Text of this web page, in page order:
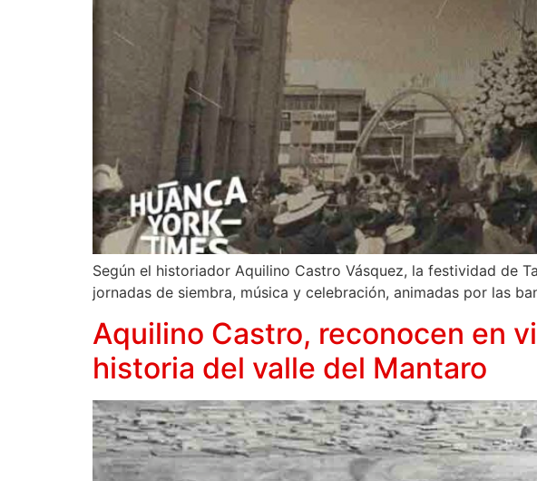
Según el historiador Aquilino Castro Vásquez, la festividad de
jornadas de siembra, música y celebración, animadas por las
Aquilino Castro, reconocen en
historia del valle del Mantaro